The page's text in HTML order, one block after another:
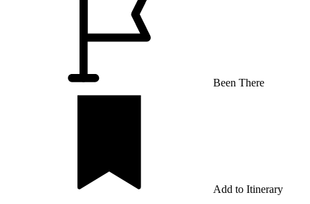
Been There
Add to Itinerary